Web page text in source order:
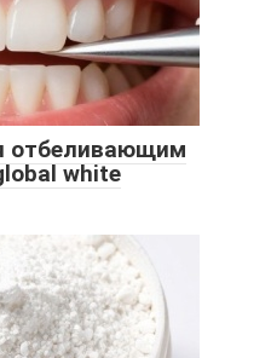
отбеливающим
white